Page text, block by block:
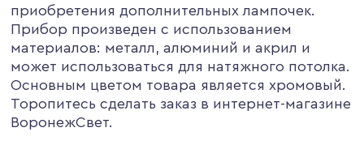
приобретения дополнительных лампочек.
Прибор произведен с использованием
материалов: металл, алюминий и акрил и
может использоваться для натяжного потолка.
Основным цветом товара является хромовый.
Торопитесь сделать заказ в интернет-магазине
ВоронежСвет.